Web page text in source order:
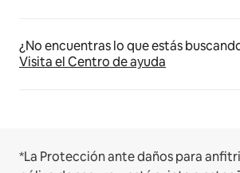
¿No encuentras lo que estás
Visita el Centro de ayuda
*La Protección ante daños para